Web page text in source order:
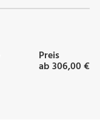
Preis
ab 306,00 €